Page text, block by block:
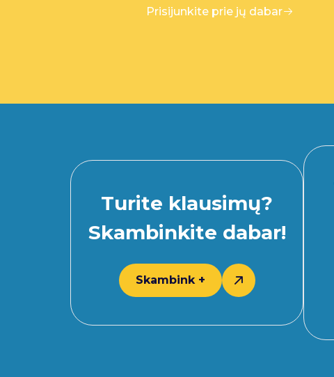
Prisijunkite prie jų dabar
Turite klausimų?
Skambinkite dabar!
Skambink +